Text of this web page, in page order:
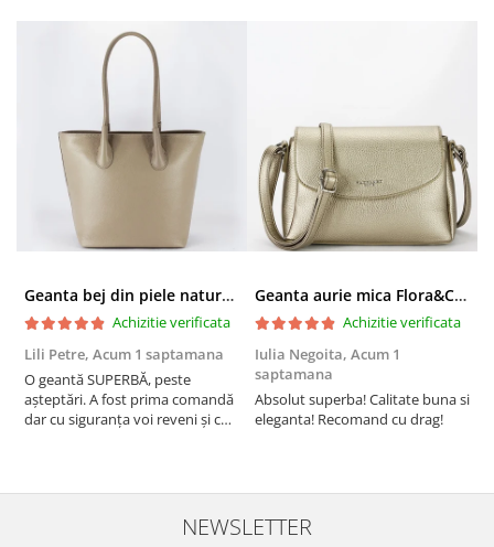
Geanta bej din piele naturala 8966 123
Achizitie verificata
Lili Petre, Acum 1 saptamana
O geantă SUPERBĂ, peste
așteptări. A fost prima comandă
dar cu siguranța voi reveni și cu
doua zi). RECOMAND SOFILINE!!!
Geanta aurie mica Flora&CO Paris H6930 16
Achizitie verificata
Iulia Negoita, Acum 1
saptamana
Absolut superba! Calitate buna si
eleganta! Recomand cu drag!
NEWSLETTER